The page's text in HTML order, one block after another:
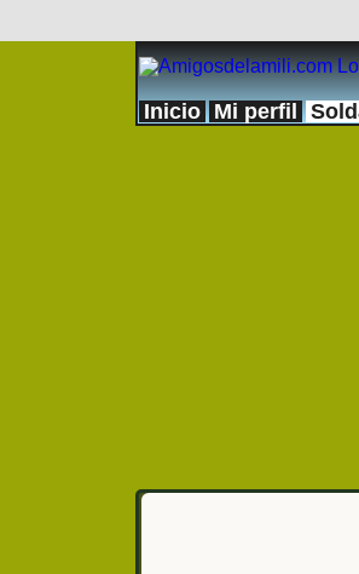
Inicio Mi perfil